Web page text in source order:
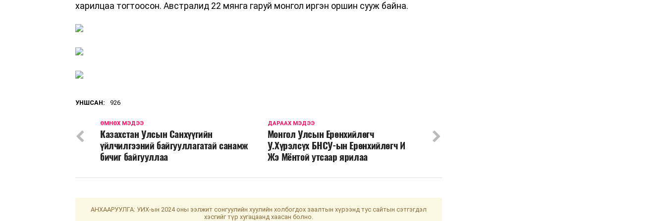
харилцаа тогтоосон. Австралид 22 мянга гаруй монгол иргэн оршин сууж байна.
УНШСАН: 926
ДАРААХ МЭДЭЭ
Монгол Улсын Ерөнхийлөгч
У.Хүрэлсүх БНСУ-ын Ерөнхийлөгч И
Жэ Мёнтой утсаар ярилаа
ӨМНӨХ МЭДЭЭ
Казахстан Улсын Санхүүгийн
үйлчилгээний байгууллагатай санамж
бичиг байгууллаа
АНХААРУУЛГА: УИХ-ын 2024 оны ээлжит сонгуулийн хуулийн холбогдох заалтын хүрээнд тус сайтын сэтгэгдэл
хэсгийг түр хугацаанд хаасан болно.